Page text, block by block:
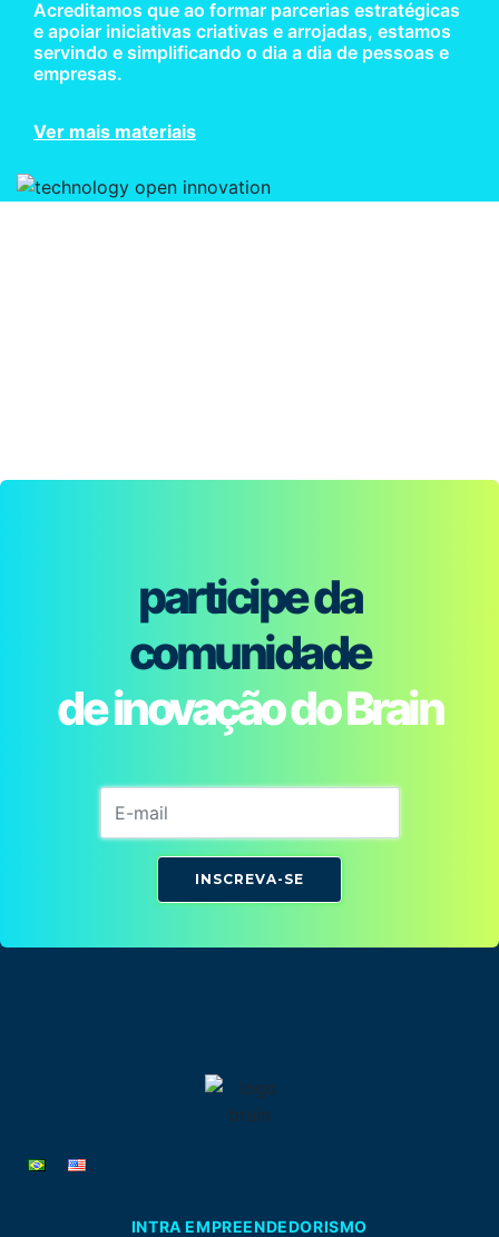
Acreditamos que ao formar parcerias estratégicas
e apoiar iniciativas criativas e arrojadas, estamos
servindo e simplificando o dia a dia de pessoas e
empresas.
Ver mais materiais
participe da
comunidade
de inovação do Brain
INSCREVA-SE
INTRA EMPREENDEDORISMO